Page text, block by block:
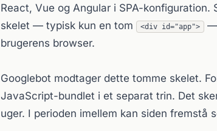
React, Vue og Angular i SPA-
skelet — typisk kun en tom
<div id="app">
—
brugerens browser.
Googlebot modtager dette tomme skelet.
JavaScript-bundlet i et separat trin. Det
uger. I perioden imellem kan siden fremstå